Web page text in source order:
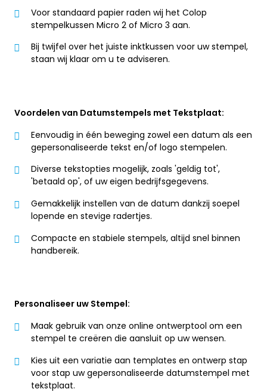
Voor standaard papier raden wij het Colop
stempelkussen Micro 2 of Micro 3 aan.
Bij twijfel over het juiste inktkussen voor uw stempel,
staan wij klaar om u te adviseren.
Voordelen van Datumstempels met Tekstplaat:
Eenvoudig in één beweging zowel een datum als een
gepersonaliseerde tekst en/of logo stempelen.
Diverse tekstopties mogelijk, zoals 'geldig tot',
'betaald op', of uw eigen bedrijfsgegevens.
Gemakkelijk instellen van de datum dankzij soepel
lopende en stevige radertjes.
Compacte en stabiele stempels, altijd snel binnen
handbereik.
Personaliseer uw Stempel:
Maak gebruik van onze online ontwerptool om een
stempel te creëren die aansluit op uw wensen.
Kies uit een variatie aan templates en ontwerp stap
voor stap uw gepersonaliseerde datumstempel met
tekstplaat.